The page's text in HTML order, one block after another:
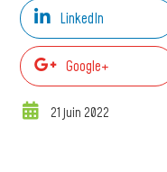
LinkedIn
Google+
21 juin 2022